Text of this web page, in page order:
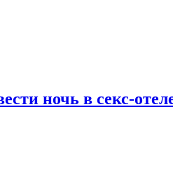
ночь в секс-